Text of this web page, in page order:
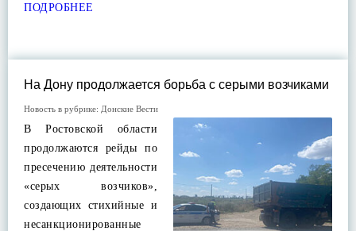
ПОДРОБНЕЕ
На Дону продолжается борьба с серыми возчиками
Новость в рубрике: Донские Вести
В Ростовской области
продолжаются рейды по
пресечению деятельности
«серых возчиков»,
создающих стихийные и
несанкционированные